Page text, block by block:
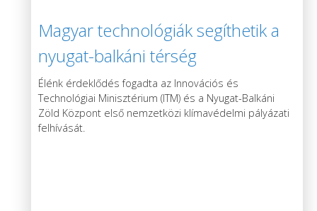
Magyar technológiák segíthetik a
nyugat-balkáni térség
klímavédelmét
Élénk érdeklődés fogadta az Innovációs és
Technológiai Minisztérium (ITM) és a Nyugat-Balkáni
Zöld Központ első nemzetközi klímavédelmi pályázati
felhívását.